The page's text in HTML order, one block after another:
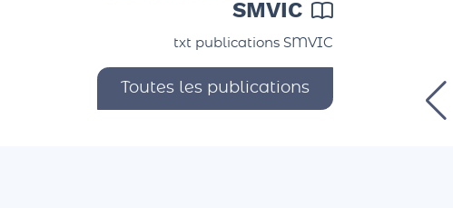
SMVIC
txt publications SMVIC
Toutes les publications